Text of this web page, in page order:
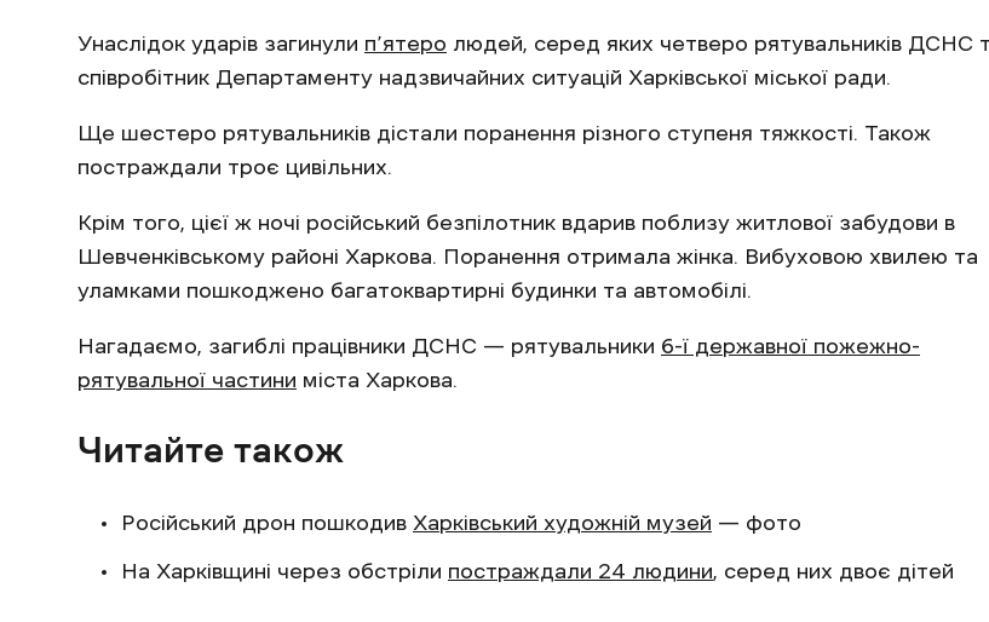
Унаслідок ударів загинули п’ятеро людей, серед яких четверо рятувальників ДСНС
співробітник Департаменту надзвичайних ситуацій Харківської міської ради.
Ще шестеро рятувальників дістали поранення різного ступеня тяжкості. Також
постраждали троє цивільних.
Крім того, цієї ж ночі російський безпілотник вдарив поблизу житлової забудови в
Шевченківському районі Харкова. Поранення отримала жінка. Вибуховою хвилею та
уламками пошкоджено багатоквартирні будинки та автомобілі.
Нагадаємо, загиблі працівники ДСНС — рятувальники 6-ї державної пожежно-
рятувальної частини міста Харкова.
Читайте також
Російський дрон пошкодив Харківський художній музей — фото
На Харківщині через обстріли постраждали 24 людини, серед них двоє дітей